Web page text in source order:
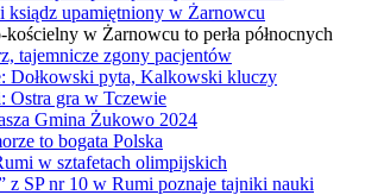
ksiądz upamiętniony w Żarnowcu
w Żarnowcu to perła północnych
tajemnicze zgony pacjentów
Dołkowski pyta, Kalkowski kluczy
Ostra gra w Tczewie
Gmina Żukowo 2024
to bogata Polska
w sztafetach olimpijskich
z SP nr 10 w Rumi poznaje tajniki nauki